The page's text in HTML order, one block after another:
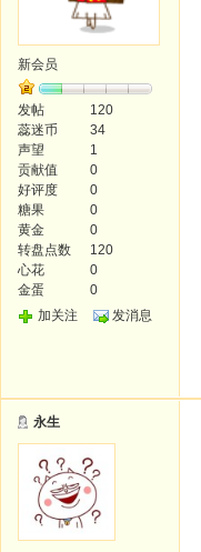
新会员
发帖
120
蕊迷币
34
声望
1
贡献值
0
好评度
0
糖果
0
黄金
0
转盘点数
120
心花
0
金蛋
0
加关注
发消息
永生